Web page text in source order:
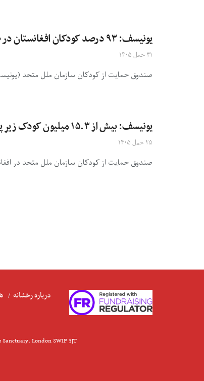
یونیسف: ۹۳ درصد کودکان افغانستان در صنف‌های ابتدایی قادر به خواندن و درک یک متن کوتاه نیستند
۳۱ حمل ۱۴۰۵
صندوق حمایت از کودکان سازمان ملل متحد (یونیسف) در افغانستان گفته که
یونیسف: بیش از ۱۵.۳ میلیون کودک زیر پنج سال در افغانستان از سوءتغذیه رنج می‌برند
۲۵ حمل ۱۴۰۵
صندوق حمایت از کودکان سازمان ملل متحد در افغانستان (یونیسف)
درباره رخشانه
London SW1P 3JT